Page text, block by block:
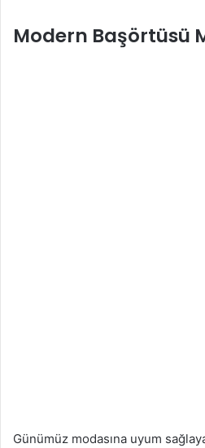
Modern Başörtüsü
Günümüz modasına uyum